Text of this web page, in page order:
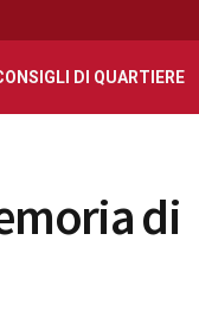
DI QUARTIERE
di